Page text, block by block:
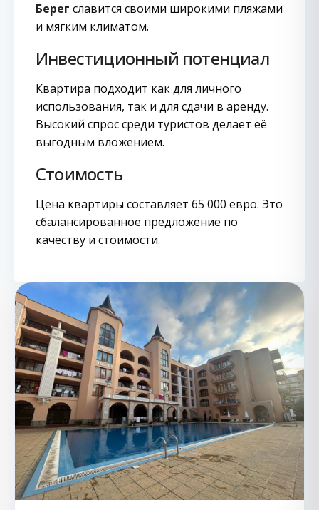
Берег славится своими широкими пляжами
и мягким климатом.
Инвестиционный потенциал
Квартира подходит как для личного
использования, так и для сдачи в аренду.
Высокий спрос среди туристов делает её
выгодным вложением.
Стоимость
Цена квартиры составляет 65 000 евро. Это
сбалансированное предложение по
качеству и стоимости.